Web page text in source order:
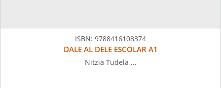
ISBN: 9788416108374
DALE AL DELE ESCOLAR A1
Nitzia Tudela ...